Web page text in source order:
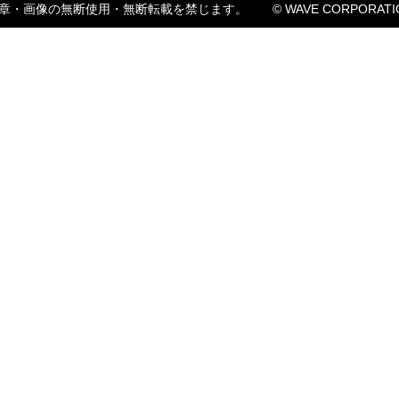
・画像の無断使用・無断転載を禁じます。 © WAVE